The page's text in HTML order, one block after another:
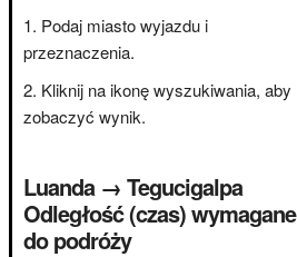
Podaj miasto wyjazdu i
przeznaczenia.
Kliknij na ikonę wyszukiwania, aby
zobaczyć wynik.
Luanda → Tegucigalpa
Odległość (czas) wymagane
do podróży